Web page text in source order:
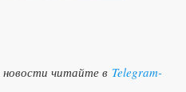
читайте в Telegram-